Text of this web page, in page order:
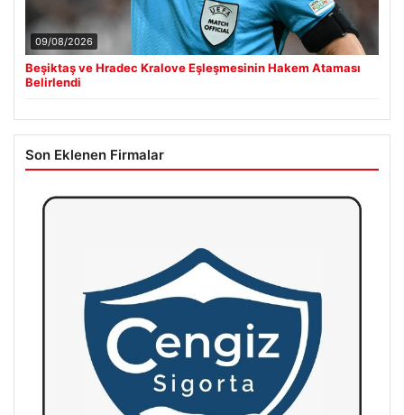
09/08/2026
Beşiktaş ve Hradec Kralove Eşleşmesinin Hakem Ataması
Belirlendi
Son Eklenen Firmalar